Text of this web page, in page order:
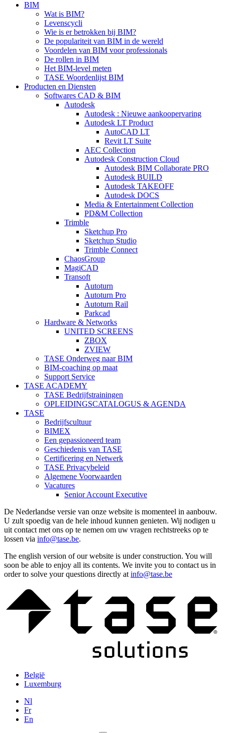
BIM
Wat is BIM?
Levenscycli
Wie is er betrokken bij BIM?
De populariteit van BIM in de wereld
Voordelen van BIM voor professionals
De rollen in BIM
Het BIM-level meten
TASE Woordenlijst BIM
Producten en Diensten
Softwares CAD & BIM
Autodesk
Autodesk : Nieuwe aankoopervaring
Autodesk LT Product
AutoCAD LT
Revit LT Suite
AEC Collection
Autodesk Construction Cloud
Autodesk BIM Collaborate PRO
Autodesk BUILD
Autodesk TAKEOFF
Autodesk DOCS
Media & Entertainment Collection
PD&M Collection
Trimble
Sketchup Pro
Sketchup Studio
Trimble Connect
ChaosGroup
MagiCAD
Transoft
Autoturn
Autoturn Pro
Autoturn Rail
Parkcad
Hardware & Networks
UNITED SCREENS
ZBOX
ZVIEW
TASE Onderweg naar BIM
BIM-coaching op maat
Support Service
TASE ACADEMY
TASE Bedrijfstrainingen
OPLEIDINGSCATALOGUS & AGENDA
TASE
Bedrijfscultuur
BIMEX
Een gepassioneerd team
Geschiedenis van TASE
Certificering en Netwerk
TASE Privacybeleid
Algemene Voorwaarden
Vacatures
Senior Account Executive
De Nederlandse versie van onze website is momenteel in aanbouw.
U zult spoedig van de hele inhoud kunnen genieten. Wij nodigen u
uit contact met ons op te nemen om uw vragen rechtstreeks op te
lossen via info@tase.be.
The english version of our website is under construction. You will
soon be able to enjoy all its contents. We invite you to contact us in
order to solve your questions directly at info@tase.be
België
Luxemburg
Nl
Fr
En